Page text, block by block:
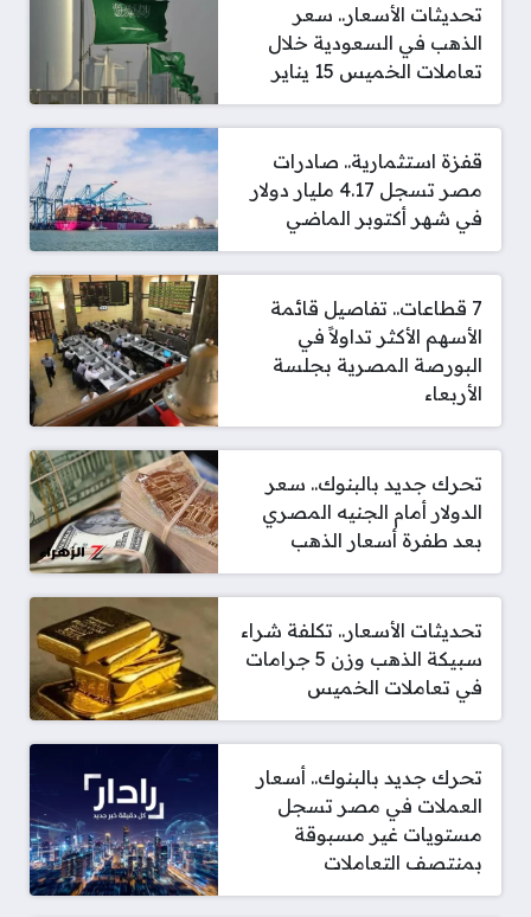
تحديثات الأسعار.. سعر
الذهب في السعودية خلال
تعاملات الخميس 15 يناير
قفزة استثمارية.. صادرات
مصر تسجل 4.17 مليار دولار
في شهر أكتوبر الماضي
7 قطاعات.. تفاصيل قائمة
الأسهم الأكثر تداولاً في
البورصة المصرية بجلسة
الأربعاء
تحرك جديد بالبنوك.. سعر
الدولار أمام الجنيه المصري
بعد طفرة أسعار الذهب
تحديثات الأسعار.. تكلفة شراء
سبيكة الذهب وزن 5 جرامات
في تعاملات الخميس
تحرك جديد بالبنوك.. أسعار
العملات في مصر تسجل
مستويات غير مسبوقة
بمنتصف التعاملات